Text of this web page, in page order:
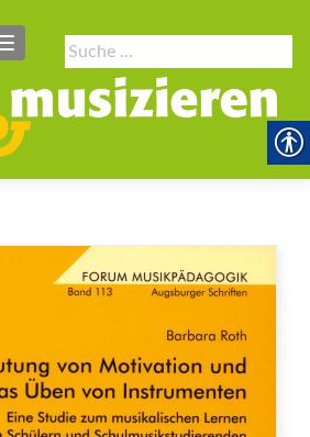
Suche
nach:
SCHALTE NAVIGATION